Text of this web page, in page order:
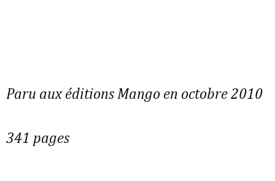
Paru aux éditions Mango en octobre 2010
341 pages